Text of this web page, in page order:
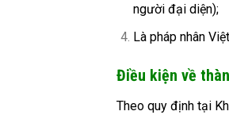
người đại diện);
Là pháp nhân
Điều kiện về
Theo quy định tại